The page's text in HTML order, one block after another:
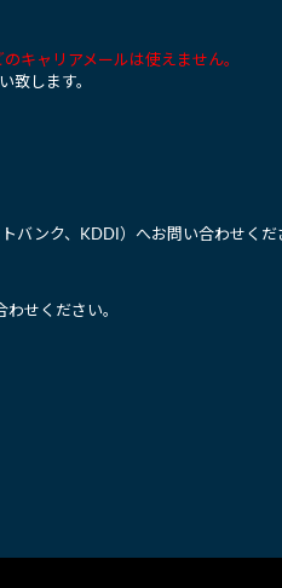
キャリアメールは使えません。
致します。
バンク、KDDI）へお問い合わせくだ
せください。